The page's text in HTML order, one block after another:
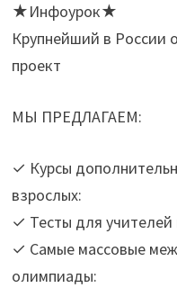
★Инфоурок★
Крупнейший в России
проект
МЫ ПРЕДЛАГАЕМ:
✓ Курсы
взрослых:
✓ Тесты для учителей
✓ Самые массовые
олимпиады: